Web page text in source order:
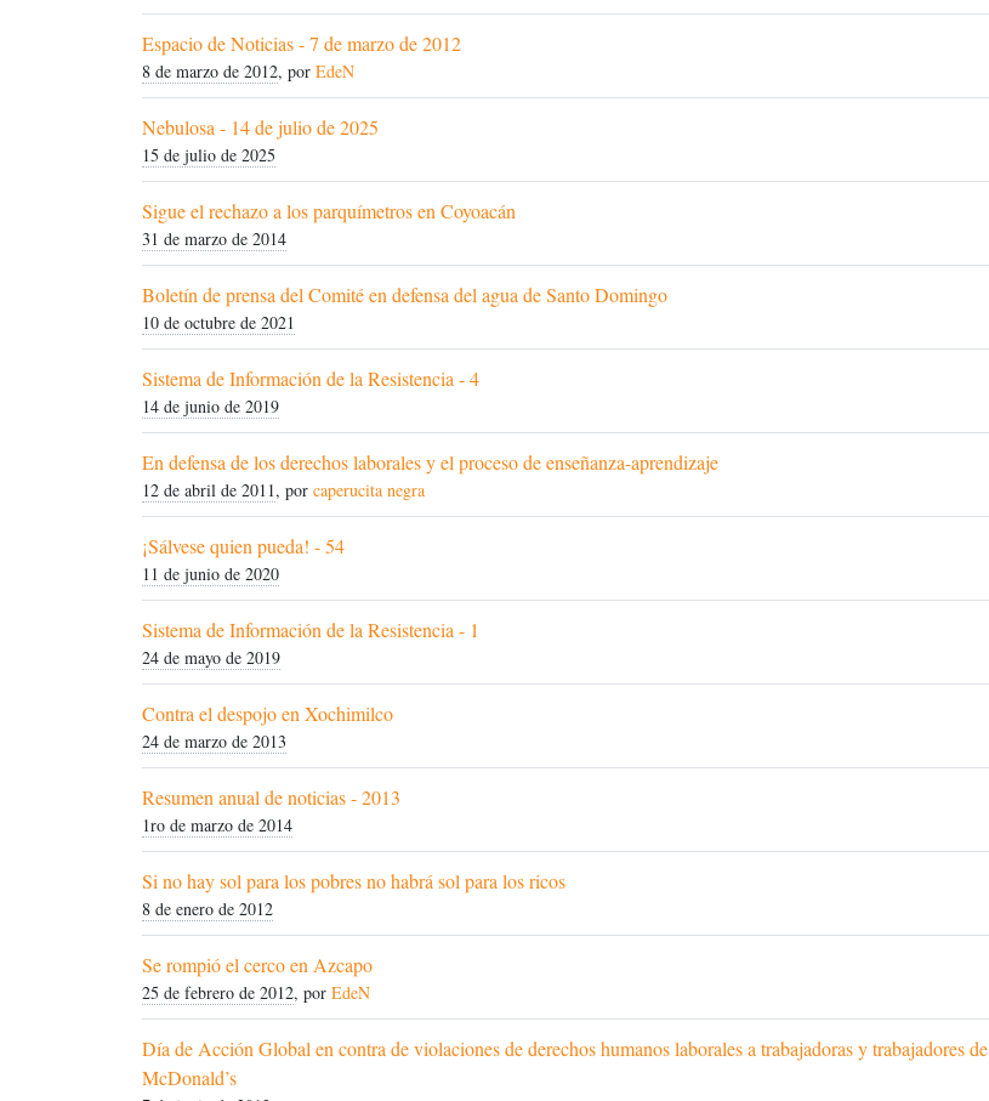
Espacio de Noticias - 7 de marzo de 2012
8 de marzo de 2012, por EdeN
Nebulosa - 14 de julio de 2025
15 de julio de 2025
Sigue el rechazo a los parquímetros en Coyoacán
31 de marzo de 2014
Boletín de prensa del Comité en defensa del agua de Santo Domingo
10 de octubre de 2021
Sistema de Información de la Resistencia - 4
14 de junio de 2019
En defensa de los derechos laborales y el proceso de enseñanza-aprendizaje
12 de abril de 2011, por caperucita negra
¡Sálvese quien pueda! - 54
11 de junio de 2020
Sistema de Información de la Resistencia - 1
24 de mayo de 2019
Contra el despojo en Xochimilco
24 de marzo de 2013
Resumen anual de noticias - 2013
1ro de marzo de 2014
Si no hay sol para los pobres no habrá sol para los ricos
8 de enero de 2012
Se rompió el cerco en Azcapo
25 de febrero de 2012, por EdeN
Día de Acción Global en contra de violaciones de derechos humanos laborales a trabajadoras y trabajadores de
McDonald’s